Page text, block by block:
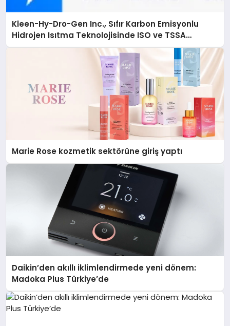
Kleen-Hy-Dro-Gen Inc., Sıfır Karbon Emisyonlu
Hidrojen Isıtma Teknolojisinde ISO ve TSSA
Düzenleyici Onaylarını Aldı
Marie Rose kozmetik sektörüne giriş yaptı
Daikin’den akıllı iklimlendirmede yeni dönem:
Madoka Plus Türkiye’de